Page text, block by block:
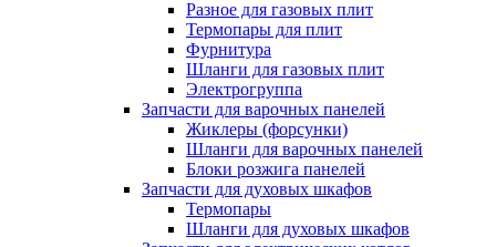
Разное для газовых плит
Термопары для плит
Фурнитура
Шланги для газовых плит
Электрогруппа
Запчасти для варочных панелей
Жиклеры (форсунки)
Шланги для варочных панелей
Блоки розжига панелей
Запчасти для духовых шкафов
Термопары
Шланги для духовых шкафов